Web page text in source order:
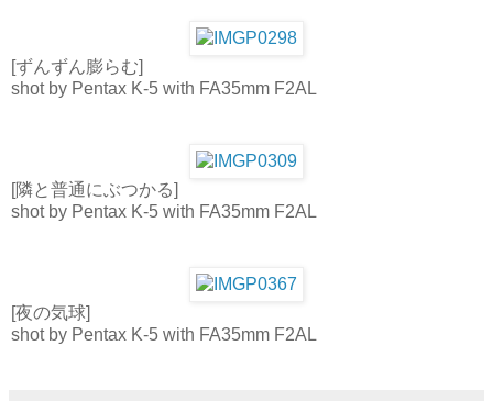
[ずんずん膨らむ]
shot by Pentax K-5 with FA35mm F2AL
[隣と普通にぶつかる]
shot by Pentax K-5 with FA35mm F2AL
[夜の気球]
shot by Pentax K-5 with FA35mm F2AL